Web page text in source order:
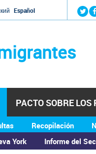
Español
York Informe del
Recopilación
PACTO SOBRE LOS